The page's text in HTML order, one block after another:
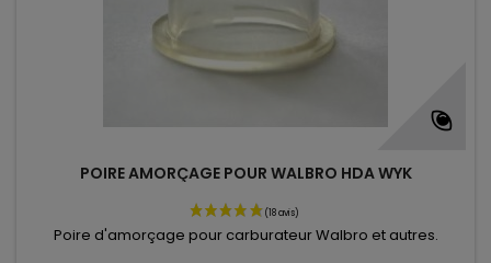
POIRE AMORÇAGE POUR WALBRO HDA WYK
Poire d'amorçage pour carburateur Walbro et autres.